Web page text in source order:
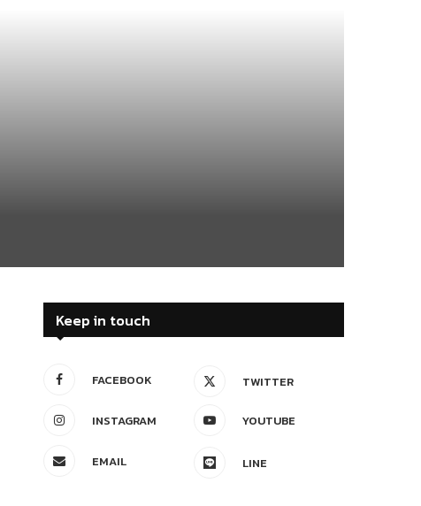
Keep in touch
FACEBOOK TWITTER
INSTAGRAM YOUTUBE
EMAIL LINE